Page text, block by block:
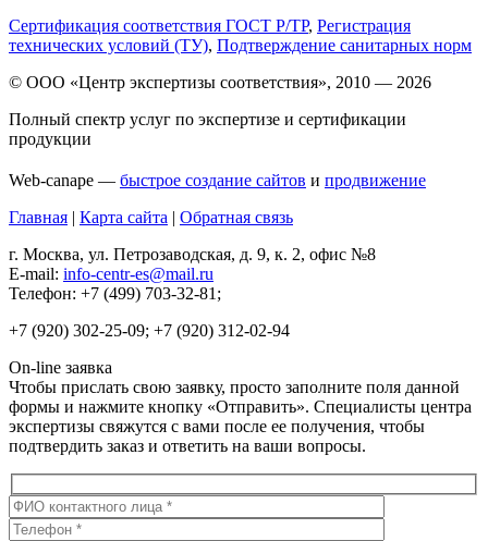
Сертификация соответствия ГОСТ Р/ТР, Регистрация
технических условий (ТУ), Подтверждение санитарных норм
© ООО «Центр экспертизы соответствия», 2010 — 2026
Полный спектр услуг по экспертизе и сертификации
продукции
Web-canape — быстрое создание сайтов и продвижение
Главная | Карта сайта | Обратная связь
г. Москва, ул. Петрозаводская, д. 9, к. 2, офис №8
E-mail: info-centr-es@mail.ru
Телефон: +7 (499) 703-32-81;
+7 (920) 302-25-09; +7 (920) 312-02-94
On-line заявка
Чтобы прислать свою заявку, просто заполните поля данной
формы и нажмите кнопку «Отправить». Специалисты центра
экспертизы свяжутся с вами после ее получения, чтобы
подтвердить заказ и ответить на ваши вопросы.